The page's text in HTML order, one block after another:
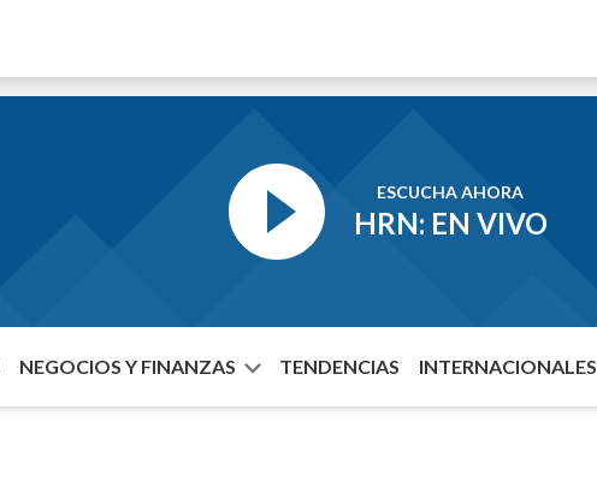
ESCUCHA AHORA
HRN: EN VIVO
NEGOCIOS Y FINANZAS TENDENCIAS INTERNACIONALES